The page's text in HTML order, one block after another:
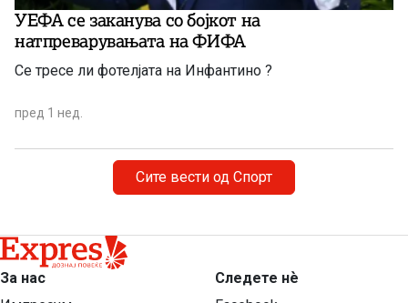
УЕФА се заканува со бојкот на
натпреварувањата на ФИФА
Се тресе ли фотелјата на Инфантино ?
пред 1 нед.
Сите вести од Спорт
За нас
Следете нѐ